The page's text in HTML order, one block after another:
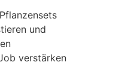
und
verstärken